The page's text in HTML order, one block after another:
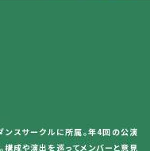
ンスサークルに所属。年4回の公演
構成や演出を巡ってメンバーと意見